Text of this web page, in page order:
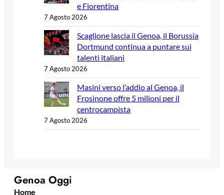
e Fiorentina
7 Agosto 2026
Scaglione lascia il Genoa, il Borussia
Dortmund continua a puntare sui
talenti italiani
7 Agosto 2026
Masini verso l’addio al Genoa, il
Frosinone offre 5 milioni per il
centrocampista
7 Agosto 2026
Genoa Oggi
Home